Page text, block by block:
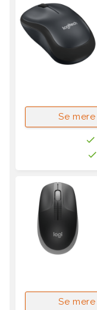
Se mere
Se mere